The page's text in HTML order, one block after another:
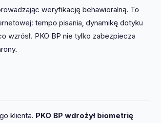
weryfikację behawioralną. To
tempo pisania, dynamikę dotyku
wzrósł. PKO BP nie tylko zabezpiecza
klienta. PKO BP wdrożył biometrię